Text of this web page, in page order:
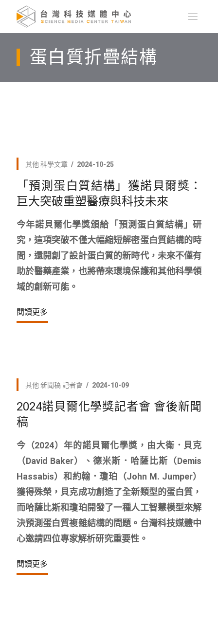
蛋白質折疊結構
其他 科學文章 2024-10-25
「預測蛋白質結構」獲諾貝爾獎：
巨大突破重塑醫療與科技未來
今年諾貝爾化學獎頒給「預測蛋白質結構」研
究，這項突破不僅大幅縮短解密蛋白質結構的時
間，還開創了設計蛋白質的新時代，未來不僅有
助於醫藥產業，也將帶來環境保護和其他科學領
域的創新可能。
閱讀更多
其他 新聞稿 記者會 2024-10-09
2024諾貝爾化學獎記者會 會後新聞
稿
今（2024）年的諾貝爾化學獎，由大衛．貝克
（David Baker）、德米斯．哈薩比斯（Demis
Hassabis）和約翰．瓊珀（John M. Jumper）
獲得殊榮，貝克成功創造了全新類型的蛋白質，
而哈薩比斯和瓊珀開發了一種人工智慧模型來解
決預測蛋白質複雜結構的問題。台灣科技媒體中
心邀請四位專家解析研究重要性。
閱讀更多